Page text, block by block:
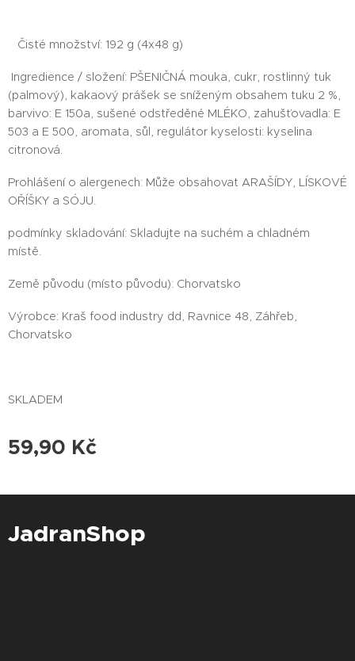
Čisté množství: 192 g (4x48 g)
Ingredience / složení: PŠENIČNÁ mouka, cukr, rostlinný tuk
(palmový), kakaový prášek se sníženým obsahem tuku 2 %,
barvivo: E 150a, sušené odstředěné MLÉKO, zahušťovadla: E
503 a E 500, aromata, sůl, regulátor kyselosti: kyselina
citronová.
Prohlášení o alergenech: Může obsahovat ARAŠÍDY, LÍSKOVÉ
OŘÍŠKY a SÓJU.
podmínky skladování: Skladujte na suchém a chladném
místě.
Země původu (místo původu): Chorvatsko
Výrobce: Kraš food industry dd, Ravnice 48, Záhřeb,
Chorvatsko
SKLADEM
59,90 Kč
JadranShop